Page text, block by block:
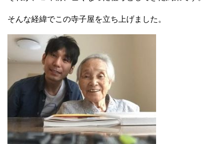
そんな経緯でこの寺子屋を立ち上げました。